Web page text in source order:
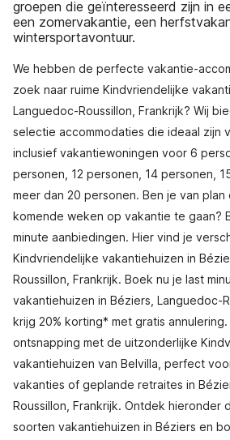
groepen die geïnteresseerd zijn in
een zomervakantie, een
wintersportavontuur.
We hebben de perfecte vakantie-
zoek naar ruime Kindvriendelijke
Languedoc-Roussillon, Frankrijk? Wij
selectie accommodaties die ideaal zijn
inclusief vakantiewoningen voor 6
personen, 12 personen, 14 personen,
meer dan 20 personen. Ben je van plan
komende weken op vakantie te gaan?
minute aanbiedingen. Hier vind je
Kindvriendelijke vakantiehuizen in
Roussillon, Frankrijk. Boek nu je last
vakantiehuizen in Béziers, Languedoc-
krijg 20% korting* met gratis
ontsnapping met de uitzonderlijke
vakantiehuizen van Belvilla, perfect
vakanties of geplande retraites in
Roussillon, Frankrijk. Ontdek hieronder
soorten vakantiehuizen in Béziers en